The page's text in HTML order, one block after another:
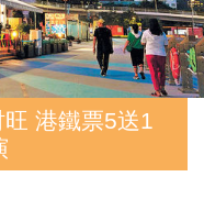
港鐵票5送1